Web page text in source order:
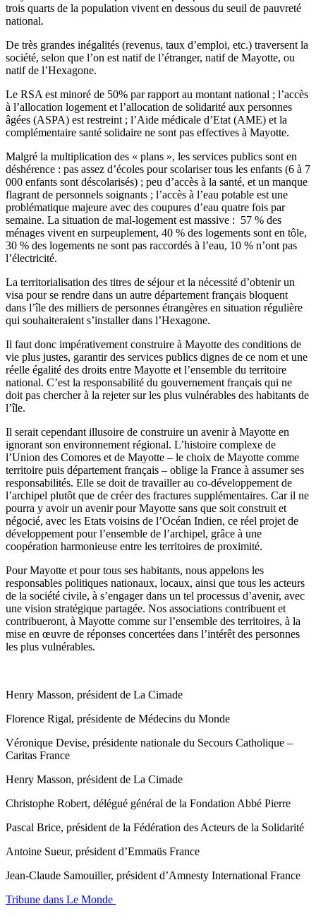
trois quarts de la population vivent en dessous du seuil de pauvreté
national.
De très grandes inégalités (revenus, taux d’emploi, etc.) traversent la
société, selon que l’on est natif de l’étranger, natif de Mayotte, ou
natif de l’Hexagone.
Le RSA est minoré de 50% par rapport au montant national ; l’accès
à l’allocation logement et l’allocation de solidarité aux personnes
âgées (ASPA) est restreint ; l’Aide médicale d’Etat (AME) et la
complémentaire santé solidaire ne sont pas effectives à Mayotte.
Malgré la multiplication des « plans », les services publics sont en
déshérence : pas assez d’écoles pour scolariser tous les enfants (6 à 7
000 enfants sont déscolarisés) ; peu d’accès à la santé, et un manque
flagrant de personnels soignants ; l’accès à l’eau potable est une
problématique majeure avec des coupures d’eau quatre fois par
semaine. La situation de mal-logement est massive : 57 % des
ménages vivent en surpeuplement, 40 % des logements sont en tôle,
30 % des logements ne sont pas raccordés à l’eau, 10 % n’ont pas
l’électricité.
La territorialisation des titres de séjour et la nécessité d’obtenir un
visa pour se rendre dans un autre département français bloquent
dans l’île des milliers de personnes étrangères en situation régulière
qui souhaiteraient s’installer dans l’Hexagone.
Il faut donc impérativement construire à Mayotte des conditions de
vie plus justes, garantir des services publics dignes de ce nom et une
réelle égalité des droits entre Mayotte et l’ensemble du territoire
national. C’est la responsabilité du gouvernement français qui ne
doit pas chercher à la rejeter sur les plus vulnérables des habitants de
l’île.
Il serait cependant illusoire de construire un avenir à Mayotte en
ignorant son environnement régional. L’histoire complexe de
l’Union des Comores et de Mayotte – le choix de Mayotte comme
territoire puis département français – oblige la France à assumer ses
responsabilités. Elle se doit de travailler au co-développement de
l’archipel plutôt que de créer des fractures supplémentaires. Car il ne
pourra y avoir un avenir pour Mayotte sans que soit construit et
négocié, avec les Etats voisins de l’Océan Indien, ce réel projet de
développement pour l’ensemble de l’archipel, grâce à une
coopération harmonieuse entre les territoires de proximité.
Pour Mayotte et pour tous ses habitants, nous appelons les
responsables politiques nationaux, locaux, ainsi que tous les acteurs
de la société civile, à s’engager dans un tel processus d’avenir, avec
une vision stratégique partagée. Nos associations contribuent et
contribueront, à Mayotte comme sur l’ensemble des territoires, à la
mise en œuvre de réponses concertées dans l’intérêt des personnes
les plus vulnérables.
Henry Masson, président de La Cimade
Florence Rigal, présidente de Médecins du Monde
Véronique Devise, présidente nationale du Secours Catholique –
Caritas France
Henry Masson, président de La Cimade
Christophe Robert, délégué général de la Fondation Abbé Pierre
Pascal Brice, président de la Fédération des Acteurs de la Solidarité
Antoine Sueur, président d’Emmaüs France
Jean-Claude Samouiller, président d’Amnesty International France
Tribune dans Le Monde